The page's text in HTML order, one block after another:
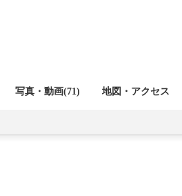
写真・動画(71) 地図・アクセス